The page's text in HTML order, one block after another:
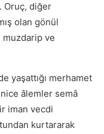
Oruç, diğer
olan gönül
muzdarip ve
yaşattığı merhamet
âlemler semâ
iman vecdi
kurtararak